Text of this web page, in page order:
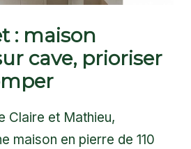
: maison
cave, prioriser
Claire et Mathieu,
maison en pierre de 110